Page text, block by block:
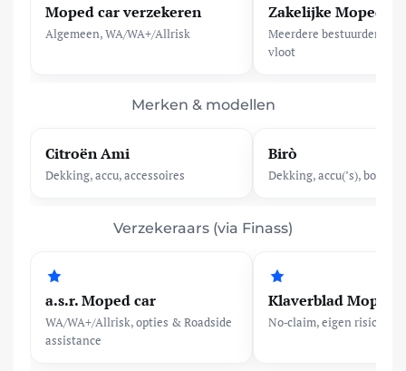
Moped car verzekeren
Algemeen, WA/WA+/Allrisk
Zakelijke Moped
Meerdere bestuurders,
vloot
Merken & modellen
Citroën Ami
Dekking, accu, accessoires
Birò
Dekking, accu(’s), box/
Verzekeraars (via Finass)
a.s.r. Moped car
WA/WA+/Allrisk, opties & Roadside
assistance
Klaverblad Moped
No‑claim, eigen risico,